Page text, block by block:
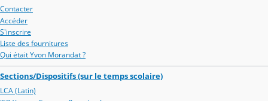
Contacter
Accéder
S'inscrire
Liste des fournitures
Qui était Yvon Morandat ?
Sections/Dispositifs (sur le temps scolaire)
LCA (Latin)